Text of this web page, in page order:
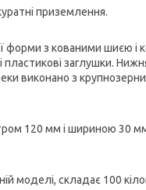
приземлення.
форми з кованими шиєю
заглушки.
виконано з
120 мм і шириною 30 мм
моделі, складає 100